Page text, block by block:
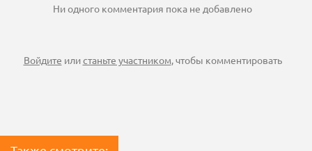
Ни одного комментария пока не добавлено
Войдите илистаньте участником, чтобы комментировать